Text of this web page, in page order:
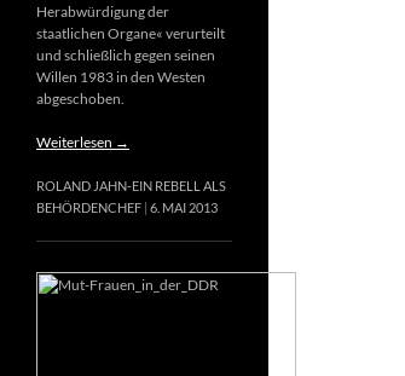
Herabwürdigung der
staatlichen Organe« verurteilt
und schließlich gegen seinen
Willen 1983 in den Westen
abgeschoben.
Weiterlesen →
ROLAND JAHN-EIN REBELL ALS
BEHÖRDENCHEF 6. MAI 2013